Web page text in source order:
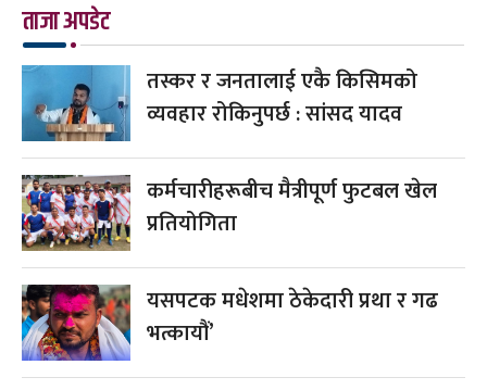
ताजा अपडेट
तस्कर र जनतालाई एकै किसिमको
व्यवहार रोकिनुपर्छ : सांसद यादव
कर्मचारीहरूबीच मैत्रीपूर्ण फुटबल खेल
प्रतियोगिता
यसपटक मधेशमा ठेकेदारी प्रथा र गढ
भत्कायौं’